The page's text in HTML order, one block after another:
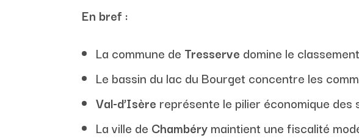
En bref :
La commune de Tresserve domine le
Le bassin du lac du Bourget concentre les
Val-d’Isère représente le pilier économique
La ville de Chambérymaintient une fiscalité